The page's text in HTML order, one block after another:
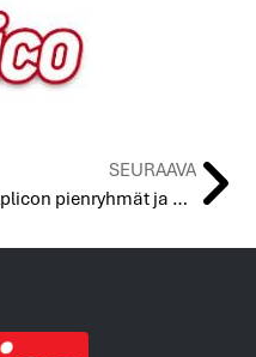
SEURAAVA
Aplicon pienryhmät ja kurssit syksyllä